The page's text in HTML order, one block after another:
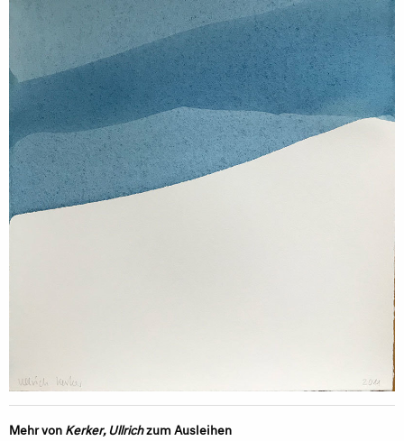
Mehr vonKerker, Ullrichzum Ausleihen